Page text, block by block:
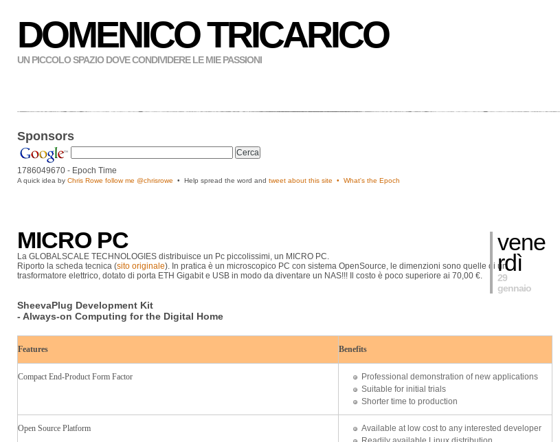
DOMENICO TRICARICO
UN PICCOLO SPAZIO DOVE CONDIVIDERE LE MIE PASSIONI
Sponsors
1786049670 - Epoch Time
A quick idea by Chris Rowe follow me @chrisrowe • Help spread the word and tweet about this site • What's the Epoch
MICRO PC vene
rdì
29
gennaio
La GLOBALSCALE TECHNOLOGIES distribuisce un Pc piccolissimi, un MICRO PC.
Riporto la scheda tecnica (sito originale). In pratica è un microscopico PC con sistema OpenSource, le dimenzioni sono quelle di un
trasformatore elettrico, dotato di porta ETH Gigabit e USB in modo da diventare un NAS!!! Il costo è poco superiore ai 70,00 €.
SheevaPlug Development Kit
- Always-on Computing for the Digital Home
Features Benefits
Compact End-Product Form Factor
Professional demonstration of new applications
Suitable for initial trials
Shorter time to production
Open Source Platform
Available at low cost to any interested developer